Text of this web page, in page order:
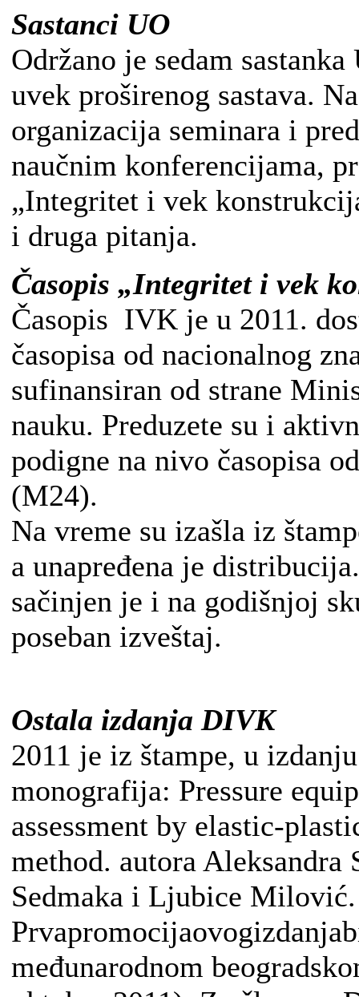
Sastanci UO
Održano je sedam
uvek proširenog sastava.
organizacija seminara i
naučnim konferencijama,
„Integritet i vek
i druga pitanja.
Časopis „Integritet i vek
Časopis IVK je u 2011.
časopisa od nacionalnog
sufinansiran od strane
nauku. Preduzete su i
podigne na nivo časopisa
(M24).
Na vreme su izašla iz
a unapređena je
sačinjen je i na godišnjoj
poseban izveštaj.
Ostala izdanja DIVK
2011 je iz štampe, u
monografija: Pressure
assessment by elastic-
method. autora Aleksandra
Sedmaka i Ljubice Milović.
međunarodnom